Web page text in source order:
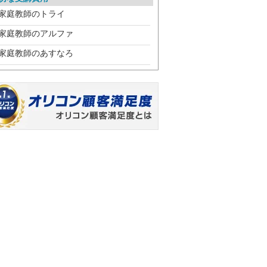
庭教師のトライ
庭教師のアルファ
庭教師のあすなろ